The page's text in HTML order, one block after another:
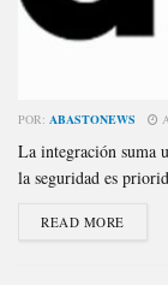
POR: ABASTONEWS
La integración suma
la seguridad es
READ MORE